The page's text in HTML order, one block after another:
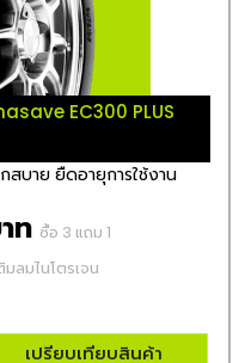
EC300 PLUS
บาย ยืดอายุการใช้งาน
ท ซื้อ 3 แถม 1
ลมไนโตรเจน
เปรียบเทียบสินค้า